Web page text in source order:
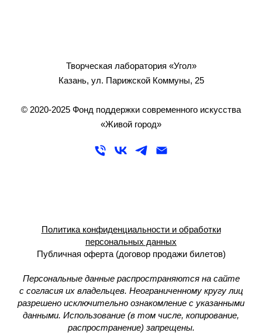
Творческая лаборатория «Угол»
Казань, ул. Парижской Коммуны, 25
© 2020-2025 Фонд поддержки современного искусства
«Живой город»
Политика конфиденциальности и обработки
персональных данных
Публичная оферта (договор продажи билетов)
Персональные данные распространяются на сайте
с согласия их владельцев. Неограниченному кругу лиц
разрешено исключительно ознакомление с указанными
данными. Использование (в том числе, копирование,
распространение) запрещены.